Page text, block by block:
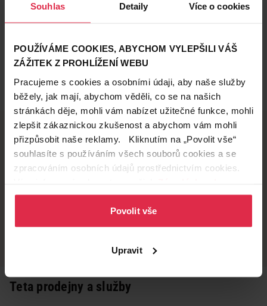
Souhlas Detaily Více o cookies
POUŽÍVÁME COOKIES, ABYCHOM VYLEPŠILI VÁŠ
ZÁŽITEK Z PROHLÍŽENÍ WEBU
Pracujeme s cookies a osobními údaji, aby naše služby
běžely, jak mají, abychom věděli, co se na našich
stránkách děje, mohli vám nabízet užitečné funkce, mohli
zlepšit zákaznickou zkušenost a abychom vám mohli
přizpůsobit naše reklamy. Kliknutím na „Povolit vše“
souhlasíte s používáním všech souborů cookies a se
zpracováním osobních údajů prostřednictvím cookies.
osobních údajů.
Povolit vše
Upravit
Doručení zdarma
při nákupu nad 1 200 Kč
Věrnostní slevy
ušetřete s Teta klubem
Teta prodejny a služby